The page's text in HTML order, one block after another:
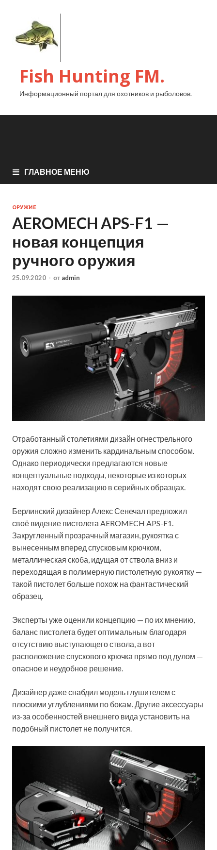
Fish Hunting FM.
Информационный портал для охотников и рыболовов.
ГЛАВНОЕ МЕНЮ
ОРУЖИЕ
AEROMECH APS-F1 —
новая концепция
ручного оружия
25.09.2020 - от admin
Отработанный столетиями дизайн огнестрельного
оружия сложно изменить кардинальным способом.
Однако периодически предлагаются новые
концептуальные подходы, некоторые из которых
находят свою реализацию в серийных образцах.
Берлинский дизайнер Алекс Сенечал предложил
своё видение пистолета AEROMECH APS-F1.
Закругленный прозрачный магазин, рукоятка с
вынесенным вперед спусковым крючком,
металлическая скоба, идущая от ствола вниз и
переходящая в полимерную пистолетную рукоятку —
такой пистолет больше похож на фантастический
образец.
Эксперты уже оценили концепцию — по их мнению,
баланс пистолета будет оптимальным благодаря
отсутствию выступающего ствола, а вот
расположение спускового крючка прямо под дулом —
опасное и неудобное решение.
Дизайнер даже снабдил модель глушителем с
плоскими углублениями по бокам. Другие аксессуары
из-за особенностей внешнего вида установить на
подобный пистолет не получится.